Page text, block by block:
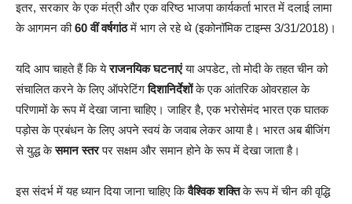
इतर, सरकार के एक मंत्री और एक वरिष्ठ भाजपा कार्यकर्ता भारत में दलाई लामा
के आगमन की60 वीं वर्षगांठमें भाग ले रहे थे (इकोनॉमिक टाइम्स 3/31/2018)।
यदि आप चाहते हैं कि येराजनयिक घटनाएंया अपडेट, तो मोदी के तहत चीन को
संचालित करने के लिए ऑपरेटिंगदिशानिर्देशोंके एक आंतरिक ओवरहाल के
परिणामों के रूप में देखा जाना चाहिए। जाहिर है, एक भरोसेमंद भारत एक घातक
पड़ोस के प्रबंधन के लिए अपने स्वयं के जवाब लेकर आया है। भारत अब बीजिंग
से युद्ध केसमान स्तरपर सक्षम और समान होने के रूप में देखा जाता है।
इस संदर्भ में यह ध्यान दिया जाना चाहिए किवैश्विक शक्तिके रूप में चीन की वृद्धि